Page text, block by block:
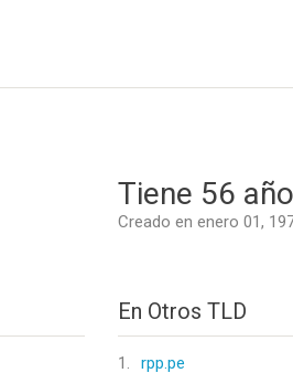
Tiene 56
Creado en enero 01,
En Otros TLD
1. rpp.pe